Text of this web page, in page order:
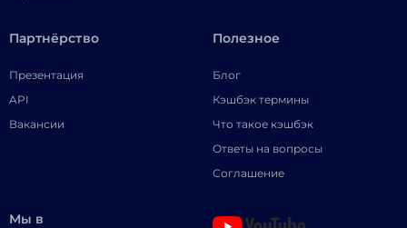
Партнёрство
Презентация
API
Вакансии
Полезное
Блог
Кэшбэк термины
Что такое кэшбэк
Ответы на вопросы
Соглашение
Мы в